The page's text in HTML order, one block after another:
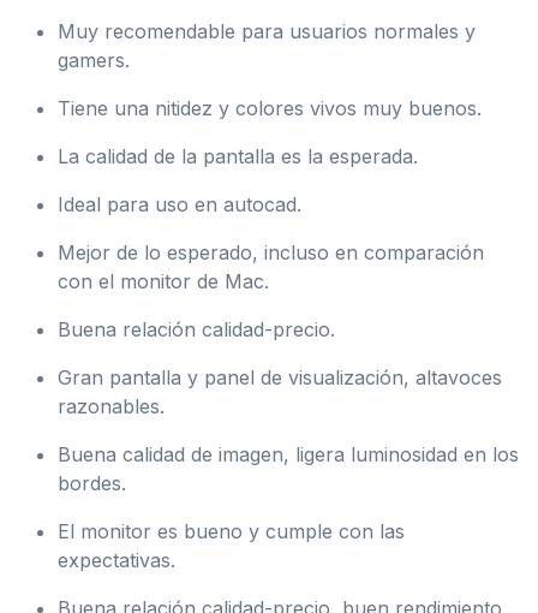
Muy recomendable para usuarios normales y
gamers.
Tiene una nitidez y colores vivos muy buenos.
La calidad de la pantalla es la esperada.
Ideal para uso en autocad.
Mejor de lo esperado, incluso en comparación
con el monitor de Mac.
Buena relación calidad-precio.
Gran pantalla y panel de visualización, altavoces
razonables.
Buena calidad de imagen, ligera luminosidad en los
bordes.
El monitor es bueno y cumple con las
expectativas.
Buena relación calidad-precio, buen rendimiento